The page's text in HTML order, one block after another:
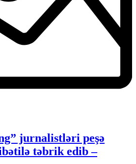
jurnalistləri peşə
təbrik edib –